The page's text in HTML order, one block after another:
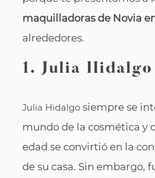
maquilladoras de Novia
alrededores.
1. Julia Hidalgo
Julia Hidalgo siempre se
mundo de la cosmética y
edad se convirtió en la
de su casa. Sin embargo,